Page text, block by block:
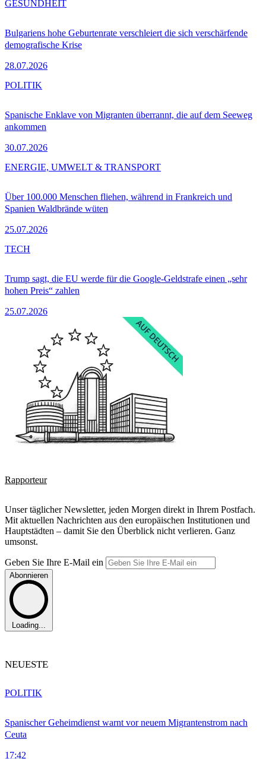
Bulgariens hohe Geburtenrate verschleiert die sich verschärfende
demografische Krise
28.07.2026
GESUNDHEIT
Spanische Enklave von Migranten überrannt, die auf dem Seeweg
ankommen
30.07.2026
POLITIK
Über 100.000 Menschen fliehen, während in Frankreich und
Spanien Waldbrände wüten
25.07.2026
ENERGIE, UMWELT & TRANSPORT
Trump sagt, die EU werde für die Google-Geldstrafe einen „sehr
hohen Preis“ zahlen
25.07.2026
TECH
Rapporteur
Unser täglicher Newsletter, jeden Morgen direkt in Ihrem Postfach.
Mit aktuellen Nachrichten aus den europäischen Institutionen und
Hauptstädten – damit Sie den Überblick nicht verlieren. Ganz
umsonst.
Geben Sie Ihre E-Mail ein
Abonnieren
Loading...
NEUESTE
Spanischer Geheimdienst warnt vor neuem Migrantenstrom nach
Ceuta
17:42
POLITIK